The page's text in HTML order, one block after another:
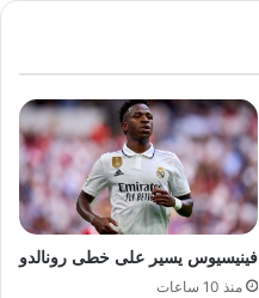
فينيسيوس يسير على خطى رونالدو
منذ 10 ساعات